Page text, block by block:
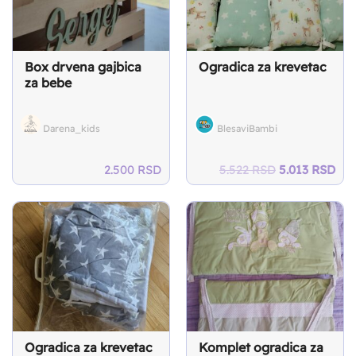
Box drvena gajbica
za bebe
Darena_kids
2.500 RSD
Ogradica za krevetac
BlesaviBambi
5.522RSD Original
price
was:
5.522 RSD.
5.013 RSD
is:
Ogradica za krevetac
Komplet ogradica za